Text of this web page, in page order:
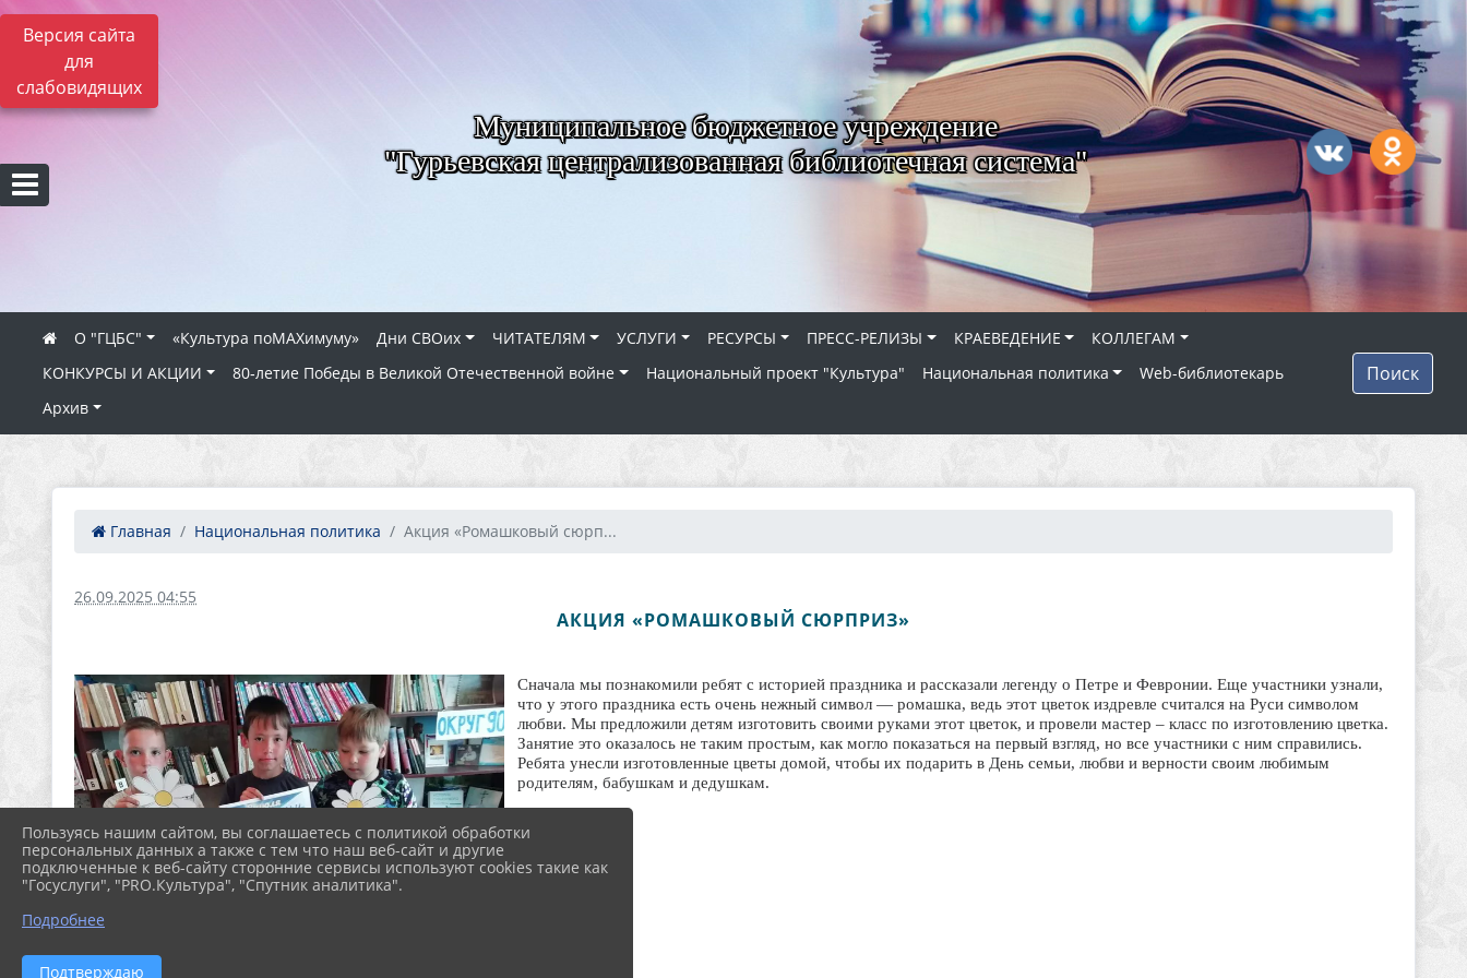
Версия сайта
для
слабовидящих
Муниципальное бюджетное учреждение
"Гурьевская централизованная библиотечная система"
О "ГЦБС" «Культура поMAXимуму» Дни СВОих ЧИТАТЕЛЯМ УСЛУГИ РЕСУРСЫ ПРЕСС-РЕЛИЗЫ КРАЕВЕДЕНИЕ
КОЛЛЕГАМ
КОНКУРСЫ И АКЦИИ
80‑летие Победы в Великой Отечественной войне Национальный проект "Культура" Национальная политика
Web-библиотекарь
Архив
Поиск
Главная Национальная политика Акция «Ромашковый сюрп...
26.09.2025 04:55
АКЦИЯ «РОМАШКОВЫЙ СЮРПРИЗ»
Сначала мы познакомили ребят с историей праздника и рассказали легенду о Петре и Февронии. Еще участники узнали,
что у этого праздника есть очень нежный символ — ромашка, ведь этот цветок издревле считался на Руси символом
любви. Мы предложили детям изготовить своими руками этот цветок, и провели мастер – класс по изготовлению цветка.
Занятие это оказалось не таким простым, как могло показаться на первый взгляд, но все участники с ним справились.
Ребята унесли изготовленные цветы домой, чтобы их подарить в День семьи, любви и верности своим любимым
родителям, бабушкам и дедушкам.
Пользуясь нашим сайтом, вы соглашаетесь с политикой обработки
персональных данных а также с тем что наш веб-сайт и другие
подключенные к веб-сайту сторонние сервисы используют cookies такие как
"Госуслуги", "PRO.Культура", "Спутник аналитика".
Подробнее
Подтверждаю